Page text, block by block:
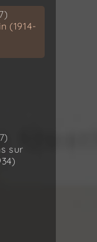
(1914-
sur